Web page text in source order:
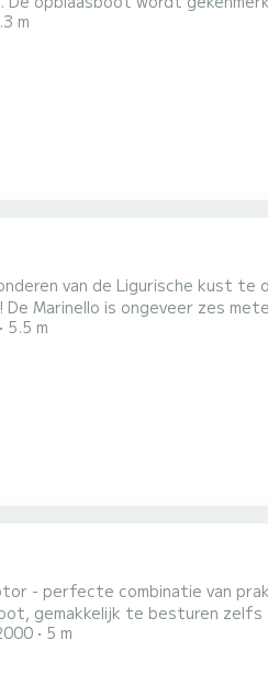
m
van de Ligurische kust te
garanderen. Het heeft een
ook met kussens,
5.5 m
- perfecte combinatie van
gemakkelijk te besturen zelfs
van een modern
in ruwe zee, terwijl zijn
5 m